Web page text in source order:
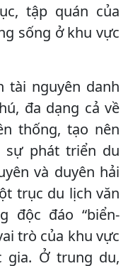
tập quán của
sống ở khu vực
tài nguyên danh
đa dạng cả về
thống, tạo nên
phát triển du
và duyên hải
trục du lịch văn
độc đáo “biển-
trò của khu vực
gia. Ở trung du,